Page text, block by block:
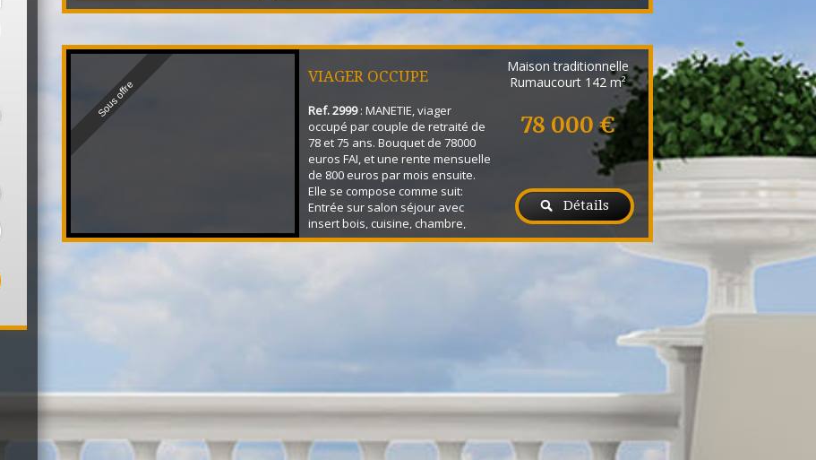
Sous offre
VIAGER OCCUPE
Ref. 2999: MANETIE, viager
occupé par couple de retraité de
78 et 75 ans. Bouquet de 78000
euros FAI, et une rente mensuelle
de 800 euros par mois ensuite.
Elle se compose comme suit:
Entrée sur salon séjour avec
insert bois, cuisine, chambre,
salle d'eau, WC. A l'étage, grand
Maison traditionnelle
Rumaucourt 142 m²
78 000 €
Détails